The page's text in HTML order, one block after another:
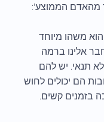
מהאדם הממוצע':
משהו מיוחד
אלינו ברמה
תנאי. יש להם
הם יכולים לחוש
בזמנים קשים.